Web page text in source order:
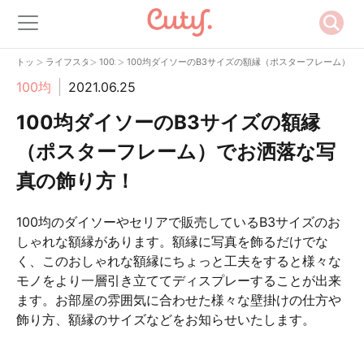
トップ
> ライフスタイル
> 100均
> 100均ダイソーのB3サイズの額縁（ポスターフレーム）で
100均 2021.06.25
100均ダイソーのB3サイズの額縁
（ポスターフレーム）でお洒落な写
真の飾り方！
100均のダイソーやセリアで販売しているB3サイズのお
しゃれな額縁があります。額縁に写真を飾るだけでな
く、このおしゃれな額縁にちょっと工夫をすると様々な
モノをより一層引き立ててディスプレーすることが出来
ます。お部屋の雰囲気に合わせた様々な壁掛けの仕方や
飾り方、額縁のサイズなどをお知らせいたします。